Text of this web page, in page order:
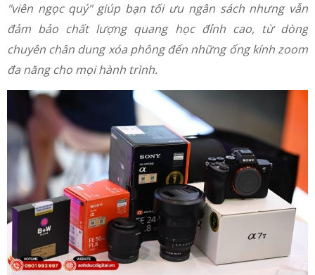
"viên ngọc quý" giúp bạn tối ưu ngân sách nhưng vẫn
đảm bảo chất lượng quang học đỉnh cao, từ dòng
chuyên chân dung xóa phông đến những ống kính zoom
đa năng cho mọi hành trình.